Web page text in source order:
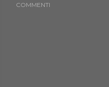
COMMENTI